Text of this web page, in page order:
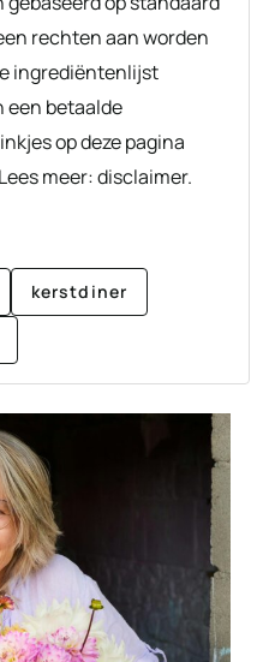
rechten aan worden
ingrediëntenlijst
een betaalde
op deze pagina
meer: disclaimer.
kerstdiner